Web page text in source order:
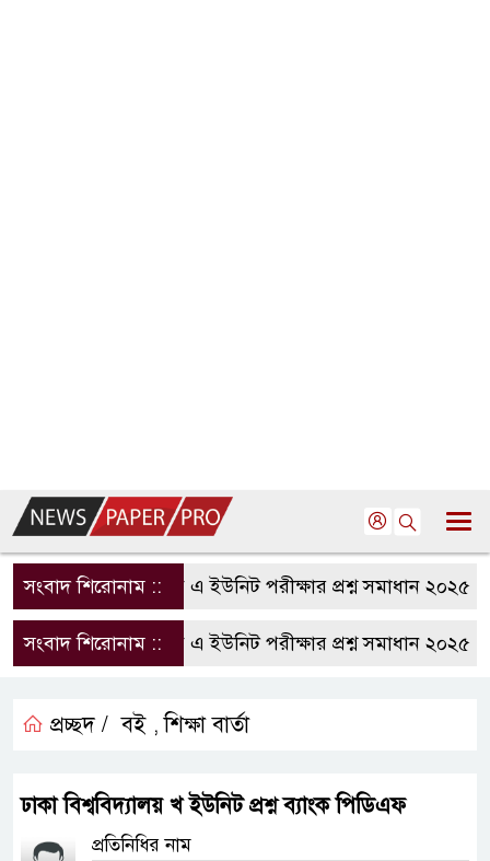
সংবাদ শিরোনাম ::রাবি এ ইউনিট পরীক্ষার প্রশ্ন সমাধান ২০২৫ |
সংবাদ শিরোনাম ::রাবি এ ইউনিট পরীক্ষার প্রশ্ন সমাধান ২০২৫ |
প্রচ্ছদ / বই ,শিক্ষা বার্তা
ঢাকা বিশ্ববিদ্যালয় খ ইউনিট প্রশ্ন ব্যাংক পিডিএফ
প্রতিনিধির নাম